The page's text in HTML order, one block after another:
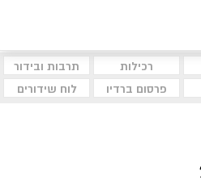
רכילות
תרבות ובידור
פרסום ברדיו לוח שידורים